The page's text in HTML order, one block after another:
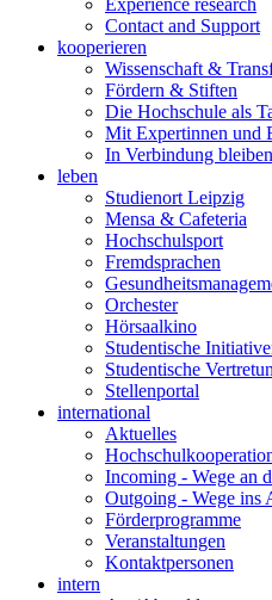
Experience research
Contact and Support
kooperieren
Wissenschaft &
Fördern & Stiften
Die Hochschule als
Mit Expertinnen und
In Verbindung
leben
Studienort Leipzig
Mensa & Cafeteria
Hochschulsport
Fremdsprachen
Orchester
Hörsaalkino
Studentische
Studentische
Stellenportal
international
Aktuelles
Incoming - Wege an
Outgoing - Wege ins
Förderprogramme
Veranstaltungen
Kontaktpersonen
intern